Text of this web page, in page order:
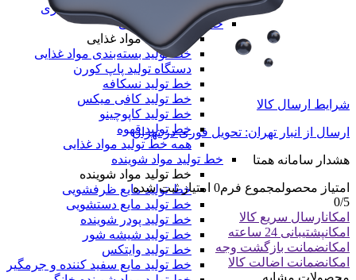
همه دستگاه های تولید پلیمری
خط تولید مواد غذایی
خط تولید مواد غذایی
خط تولید بسته‌بندی مواد غذایی
دستگاه تولید پاپ کورن
خط تولید نسکافه
خط تولید کافی میکس
خط تولید کاپوچینو
خط تولید قهوه
همه خط تولید مواد غذایی
خط تولید مواد شوینده
خط تولید مواد شوینده
خط تولید مایع ظرفشویی
خط تولید مایع دستشویی
خط تولید پودر شوینده
خط تولید شیشه شور
خط تولید وایتکس
خط تولید مایع سفید کننده و جرمگیر
شرایط ارسال کالا
ارسال از انبار تهران: تحویل فوری در تهران
هشدار سامانه همتا
امتیاز محصولمجموع فرم0 امتیاز ثبت شده
0/5
امکانارسال سریع کالا
امکانپشتیبانی 24 ساعته
امکانضمانت بازگشت وجه
امکانضمانت اضالت کالا
محصولات مشابه